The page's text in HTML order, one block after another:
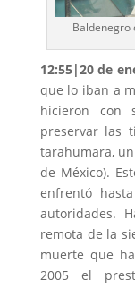
Baldenegro
12:55|20 de
que lo iban a
hicieron con
preservar las
tarahumara,
de México).
enfrentó
autoridades.
remota de la
muerte que
2005 el